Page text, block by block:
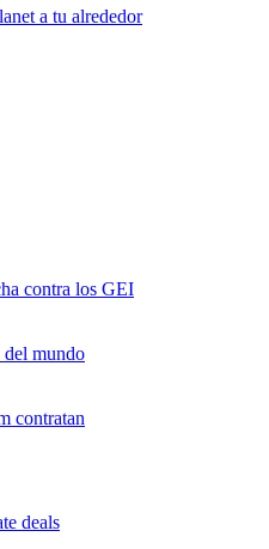
a tu alrededor
contra los GEI
del mundo
contratan
deals